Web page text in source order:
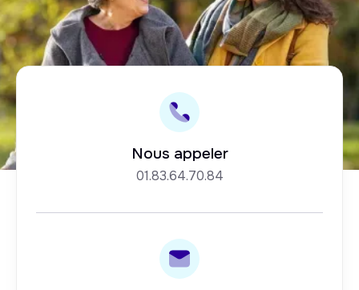
Nous appeler
01.83.64.70.84